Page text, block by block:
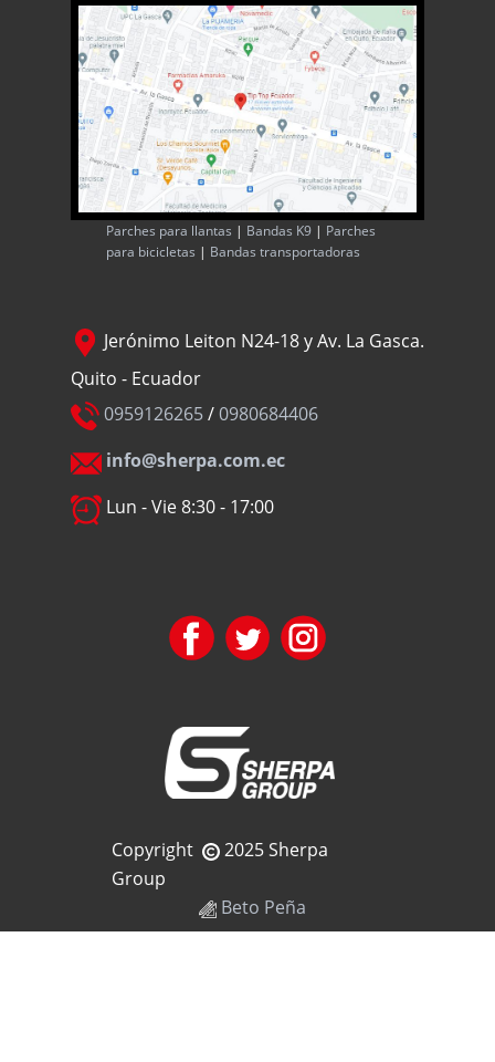
Parches para llantas | Bandas K9 | Parches
para bicicletas | Bandas transportadoras
Jerónimo Leiton N24-18 y Av. La Gasca.
Quito - Ecuador
0959126265/0980684406
info@sherpa.com.ec
Lun - Vie 8:30 - 17:00
Copyright
2025 Sherpa
Group
Beto Peña